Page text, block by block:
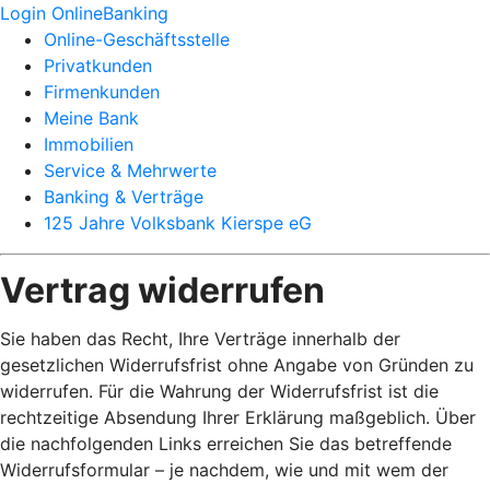
Login OnlineBanking
Online-Geschäftsstelle
Privatkunden
Firmenkunden
Meine Bank
Immobilien
Service & Mehrwerte
Banking & Verträge
125 Jahre Volksbank Kierspe eG
Vertrag widerrufen
Sie haben das Recht, Ihre Verträge innerhalb der
gesetzlichen Widerrufsfrist ohne Angabe von Gründen zu
widerrufen. Für die Wahrung der Widerrufsfrist ist die
rechtzeitige Absendung Ihrer Erklärung maßgeblich. Über
die nachfolgenden Links erreichen Sie das betreffende
Widerrufsformular – je nachdem, wie und mit wem der